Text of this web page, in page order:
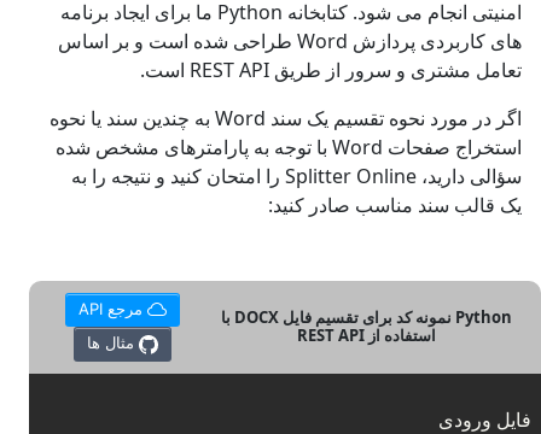
امنیتی انجام می شود. کتابخانه Python ما برای ایجاد برنامه
های کاربردی پردازش Word طراحی شده است و بر اساس
تعامل مشتری و سرور از طریق REST API است.
اگر در مورد نحوه تقسیم یک سند Word به چندین سند یا نحوه
استخراج صفحات Word با توجه به پارامترهای مشخص شده
سؤالی دارید، Splitter Online را امتحان کنید و نتیجه را به
یک قالب سند مناسب صادر کنید:
Python نمونه کد برای تقسیم فایل DOCX با
استفاده از REST API
مرجع API
مثال ها
فایل ورودی